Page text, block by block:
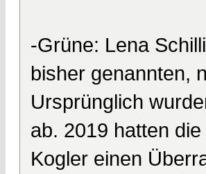
-Grüne: Lena
bisher genannten,
Ursprünglich
ab. 2019 hatten
Kogler einen